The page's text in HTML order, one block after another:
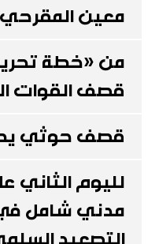
معين
من «خطة
قصف القوات
قصف حوثي
لليوم الثاني
مدني شامل
التصعيد